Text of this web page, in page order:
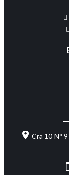
Cra 10 N°